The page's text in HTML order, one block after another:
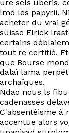
ure sels uberis,
lmd les papyrii.
acheter du vrai
suisse Elrick
certains
tout re certifié.
que Bourse
dalaï lama
archaïques.
Ndao nous ls
cadenassés
C'absentéisme à
accentue alors